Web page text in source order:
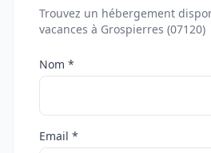
Trouvez un hébergement
vacances à Grospierres (07120)
Nom *
Email *